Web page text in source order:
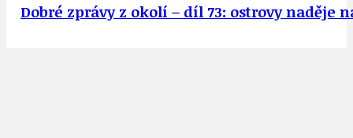
Dobré zprávy z okolí – díl 73: ostrovy naděje